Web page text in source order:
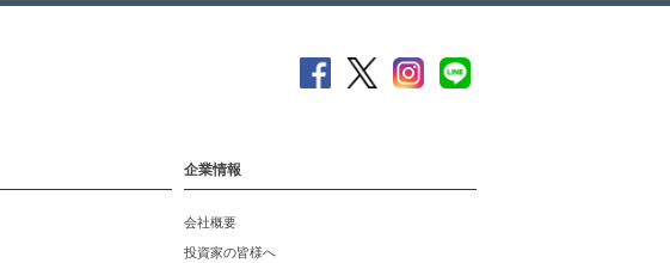
企業情報
会社概要
投資家の皆様へ